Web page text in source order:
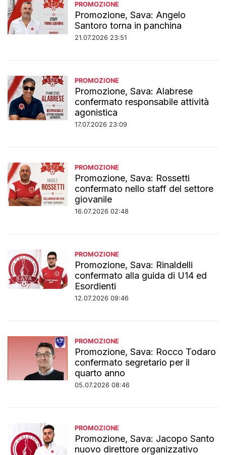
PROMOZIONE
Promozione, Sava: Angelo
Santoro torna in panchina
21.07.2026 23:51
PROMOZIONE
Promozione, Sava: Alabrese
confermato responsabile attività
agonistica
17.07.2026 23:09
PROMOZIONE
Promozione, Sava: Rossetti
confermato nello staff del settore
giovanile
16.07.2026 02:48
PROMOZIONE
Promozione, Sava: Rinaldelli
confermato alla guida di U14 ed
Esordienti
12.07.2026 09:46
PROMOZIONE
Promozione, Sava: Rocco Todaro
confermato segretario per il
quarto anno
05.07.2026 08:46
PROMOZIONE
Promozione, Sava: Jacopo Santo
nuovo direttore organizzativo